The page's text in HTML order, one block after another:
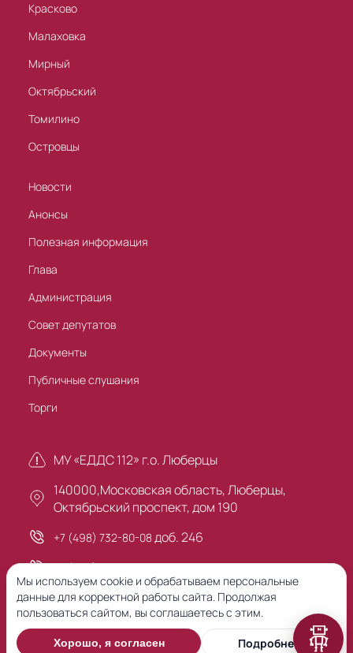
Красково
Малаховка
Мирный
Октябрьский
Томилино
Островцы
Новости
Анонсы
Полезная информация
Глава
Администрация
Совет депутатов
Документы
Публичные слушания
Торги
МУ «ЕДДС 112» г.о. Люберцы
140000,Московская область, Люберцы,
Октябрьский проспект, дом 190
+7 (498) 732-80-08 доб. 246
+7 (495) 503-30-00
Предыдущая версия сайта
Мы используем cookie и обрабатываем персональные
данные для корректной работы сайта. Продолжая
пользоваться сайтом, вы соглашаетесь с этим.
Хорошо, я согласен Подробнее